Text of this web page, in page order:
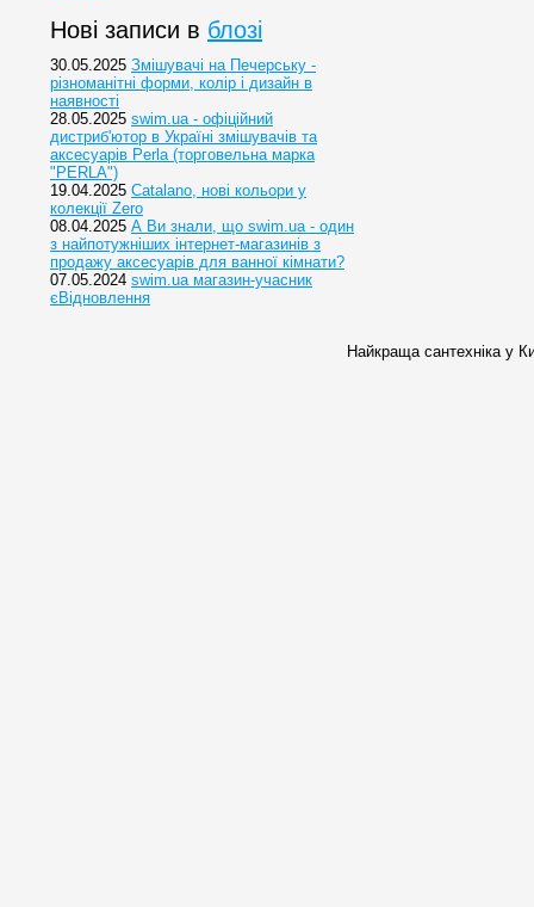
Нові записи в блозі
30.05.2025 Змішувачі на Печерську -
різноманітні форми, колір і дизайн в
наявності
28.05.2025 swim.ua - офіційний
дистриб'ютор в Україні змішувачів та
аксесуарів Perla (торговельна марка
"PERLA")
19.04.2025 Catalano, нові кольори у
колекції Zero
08.04.2025 А Ви знали, що swim.ua - один
з найпотужніших інтернет-магазинів з
продажу аксесуарів для ванної кімнати?
07.05.2024 swim.ua магазин-учасник
єВідновлення
Найкраща сантехніка у